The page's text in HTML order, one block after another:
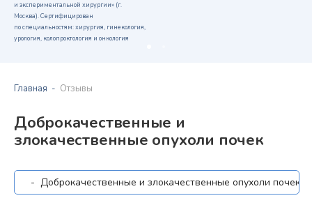
и экспериментальной хирургии» (г.
Москва). Сертифицирован
по специальностям: хирургия, гинекология,
урология, колопроктология и онкология
Главная Отзывы
Доброкачественные и
злокачественные опухоли почек